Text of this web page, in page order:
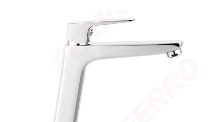
Granitne sudopere
Kupatilska galanterija